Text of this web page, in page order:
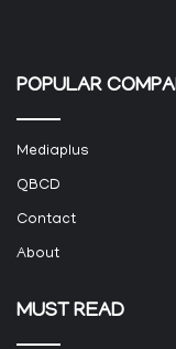
POPULAR
Mediaplus
QBCD
Contact
About
MUST READ